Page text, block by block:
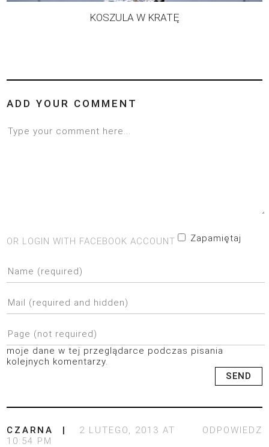
KOSZULA W KRATĘ
ADD YOUR COMMENT
OR LOGIN WITH FACEBOOK ACCOUNT Zapamiętaj
moje dane w tej przeglądarce podczas pisania
kolejnych komentarzy.
ODPOWIEDZ
CZARNA
2 LUTEGO, 2013 AT
10:54 PM